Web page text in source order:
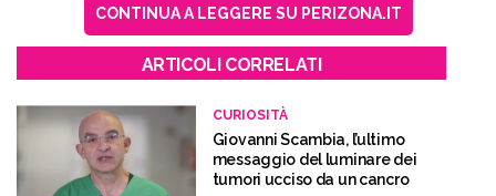
CONTINUA A LEGGERE SU PERIZONA.IT
ARTICOLI CORRELATI
CURIOSITÀ
Giovanni Scambia, l’ultimo
messaggio del luminare dei
tumori ucciso da un cancro